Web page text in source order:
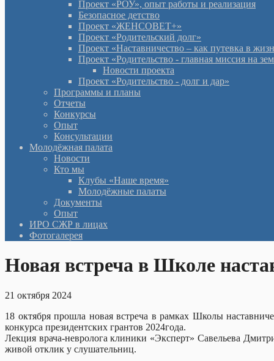
Проект «РОУ», опыт работы и реализация
Безопасное детство
Проект «ЖЕНСОВЕТ+»
Проект «Родительский долг»
Проект «Наставничество – как путевка в
Проект «Родительство - главная миссия на
Новости проекта
Проект «Родительство - долг и дар»
Программы и планы
Отчеты
Конкурсы
Опыт
Консультации
Молодёжная палата
Новости
Кто мы
Клубы «Наше время»
Молодёжные палаты
Документы
Опыт
ИРО СЖР в лицах
Фотогалерея
Новая встреча в Школе
21 октября 2024
18 октября прошла новая встреча в рамках Школы
конкурса президентских грантов 2024года.
Лекция врача-невролога клиники «Эксперт» Савельева
живой отклик у слушательниц.